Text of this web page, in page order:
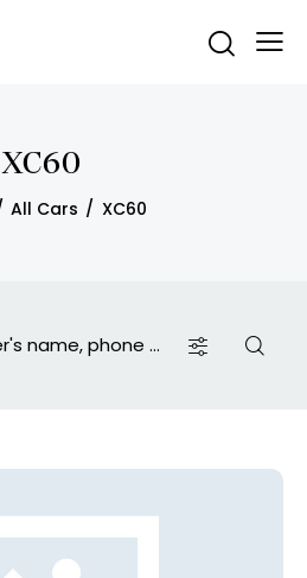
XC60
All Cars XC60